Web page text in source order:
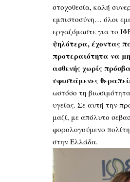
στοχοθεσία, καλή
εμπιστοσύνη… όλοι
εργαζόμαστε για το
ψηλότερα, έχοντας
προτεραιότητα να
ασθενής χωρίς
υφιστάμενες
ωστόσο τη
υγείας. Σε αυτή την
μαζί, με απόλυτο
φορολογούμενο
στην Ελλάδα.